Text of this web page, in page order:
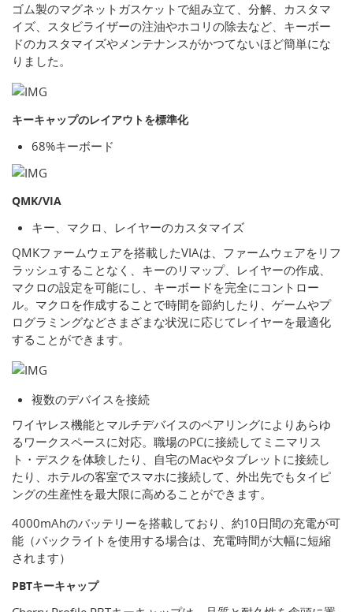
ゴム製のマグネットガスケットで組み立て、分解、カスタマ
イズ、スタビライザーの注油やホコリの除去など、キーボー
ドのカスタマイズやメンテナンスがかつてないほど簡単にな
りました。
キーキャップのレイアウトを標準化
68%キーボード
QMK/VIA
キー、マクロ、レイヤーのカスタマイズ
QMKファームウェアを搭載したVIAは、ファームウェアをリフ
ラッシュすることなく、キーのリマップ、レイヤーの作成、
マクロの設定を可能にし、キーボードを完全にコントロー
ル。マクロを作成することで時間を節約したり、ゲームやプ
ログラミングなどさまざまな状況に応じてレイヤーを最適化
することができます。
複数のデバイスを接続
ワイヤレス機能とマルチデバイスのペアリングによりあらゆ
るワークスペースに対応。職場のPCに接続してミニマリス
ト・デスクを体験したり、自宅のMacやタブレットに接続し
たり、ホテルの客室でスマホに接続して、外出先でもタイピ
ングの生産性を最大限に高めることができます。
4000mAhのバッテリーを搭載しており、約10日間の充電が可
能（バックライトを使用する場合は、充電時間が大幅に短縮
されます）
PBTキーキャップ